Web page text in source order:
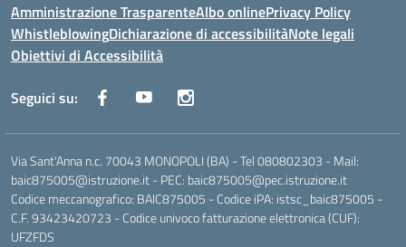
Amministrazione TrasparenteAlbo onlinePrivacy Policy
WhistleblowingDichiarazione di accessibilitàNote legali
Obiettivi di Accessibilità
Seguici su:
Via Sant'Anna n.c. 70043 MONOPOLI (BA) - Tel 080802303 - Mail:
baic875005@istruzione.it - PEC: baic875005@pec.istruzione.it
Codice meccanografico: BAIC875005 - Codice iPA: istsc_baic875005 -
C.F. 93423420723 - Codice univoco fatturazione elettronica (CUF):
UFZFDS